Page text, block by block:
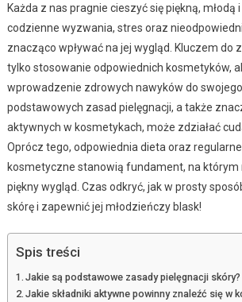
Każda z nas pragnie cieszyć się piękną, młodą
codzienne wyzwania, stres oraz
znacząco wpływać na jej wygląd. Kluczem do
tylko stosowanie odpowiednich kosmetyków,
wprowadzenie zdrowych nawyków do
podstawowych zasad pielęgnacji, a także
aktywnych w kosmetykach, może zdziałać
Oprócz tego, odpowiednia dieta oraz
kosmetyczne stanowią fundament, na
piękny wygląd. Czas odkryć, jak w prosty
skórę i zapewnić jej młodzieńczy blask!
Spis treści
Jakie są podstawowe zasady pielęgnacji skóry?
Jakie składniki aktywne powinny znaleźć się w